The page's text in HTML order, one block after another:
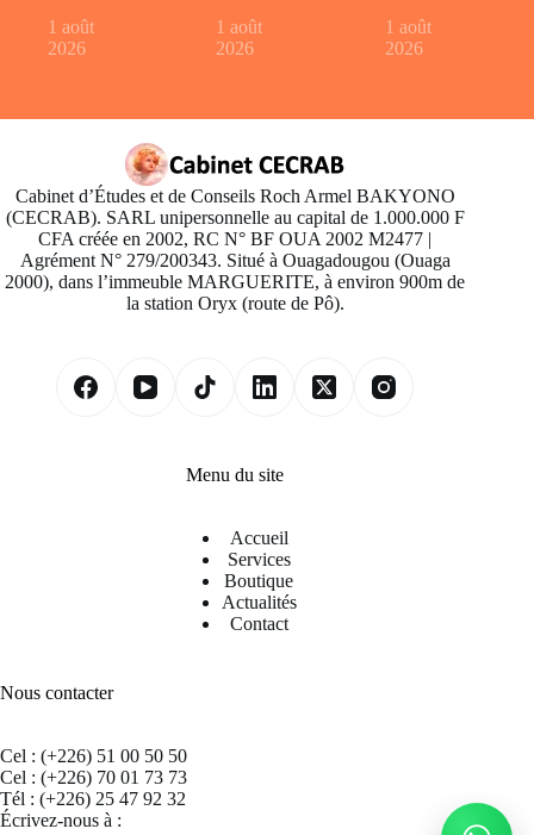
1 août
2026
1 août
2026
1 août
2026
Cabinet d’Études et de Conseils Roch Armel BAKYONO
(CECRAB). SARL unipersonnelle au capital de 1.000.000 F
CFA créée en 2002, RC N° BF OUA 2002 M2477 |
Agrément N° 279/200343. Situé à Ouagadougou (Ouaga
2000), dans l’immeuble MARGUERITE, à environ 900m de
la station Oryx (route de Pô).
Menu du site
Accueil
Services
Boutique
Actualités
Contact
Nous contacter
Cel : (+226) 51 00 50 50
Cel : (+226) 70 01 73 73
Tél : (+226) 25 47 92 32
Écrivez-nous à :